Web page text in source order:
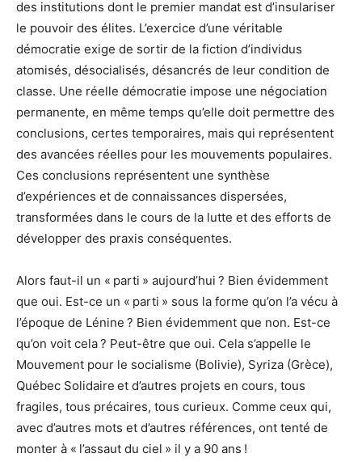
des institutions dont le premier mandat est d’insulariser
le pouvoir des élites. L’exercice d’une véritable
démocratie exige de sortir de la fiction d’individus
atomisés, désocialisés, désancrés de leur condition de
classe. Une réelle démocratie impose une négociation
permanente, en même temps qu’elle doit permettre des
conclusions, certes temporaires, mais qui représentent
des avancées réelles pour les mouvements populaires.
Ces conclusions représentent une synthèse
d’expériences et de connaissances dispersées,
transformées dans le cours de la lutte et des efforts de
développer des praxis conséquentes.
Alors faut-il un « parti » aujourd’hui ? Bien évidemment
que oui. Est-ce un « parti » sous la forme qu’on l’a vécu à
l’époque de Lénine ? Bien évidemment que non. Est-ce
qu’on voit cela ? Peut-être que oui. Cela s’appelle le
Mouvement pour le socialisme (Bolivie), Syriza (Grèce),
Québec Solidaire et d’autres projets en cours, tous
fragiles, tous précaires, tous curieux. Comme ceux qui,
avec d’autres mots et d’autres références, ont tenté de
monter à « l’assaut du ciel » il y a 90 ans !